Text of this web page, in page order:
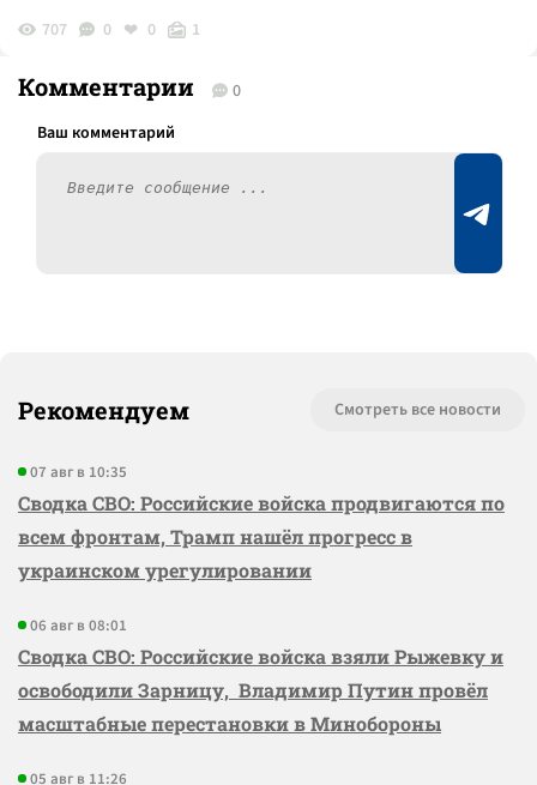
707 0 0 1
Комментарии 0
Рекомендуем Смотреть все новости
07 авг в 10:35
Сводка СВО: Российские войска продвигаются по
всем фронтам, Трамп нашёл прогресс в
украинском урегулировании
06 авг в 08:01
Сводка СВО: Российские войска взяли Рыжевку и
освободили Зарницу, Владимир Путин провёл
масштабные перестановки в Минобороны
05 авг в 11:26